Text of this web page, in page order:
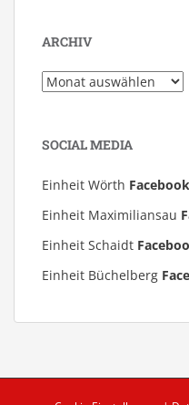
ARCHIV
Archiv
SOCIAL MEDIA
Einheit Wörth Facebook
Einheit Maximiliansau
Einheit Schaidt
Einheit Büchelberg